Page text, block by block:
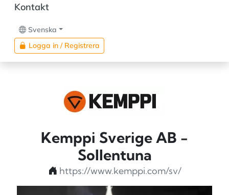
Kontakt
Svenska
Logga in / Registrera
Kemppi Sverige AB -
Sollentuna
https://www.kemppi.com/sv/